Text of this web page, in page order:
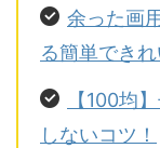
余った画
る簡単でき
【100均
しないコツ！